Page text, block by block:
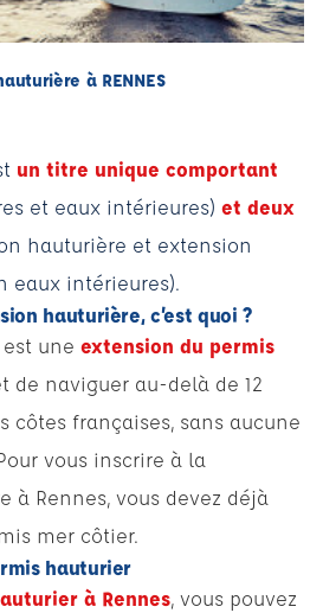
à RENNES
un titre unique comportant
et eaux intérieures) et deux
hauturière et extension
eaux intérieures).
hauturière, c’est quoi ?
une extension du permis
de naviguer au-delà de 12
côtes françaises, sans aucune
vous inscrire à la
à Rennes, vous devez déjà
mer côtier.
hauturier
à Rennes, vous pouvez